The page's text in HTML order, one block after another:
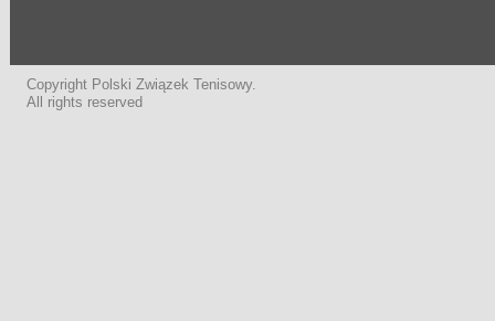
Copyright Polski Związek Tenisowy.
All rights reserved